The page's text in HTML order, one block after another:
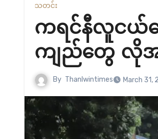
သတင်း
ကရင်နီလူငယ်
ကျည်တွေ လိုအ
By Thanlwintimes March 31,